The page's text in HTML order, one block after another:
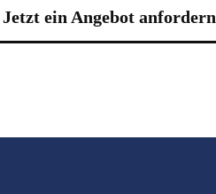
Jetzt ein Angebot anfordern